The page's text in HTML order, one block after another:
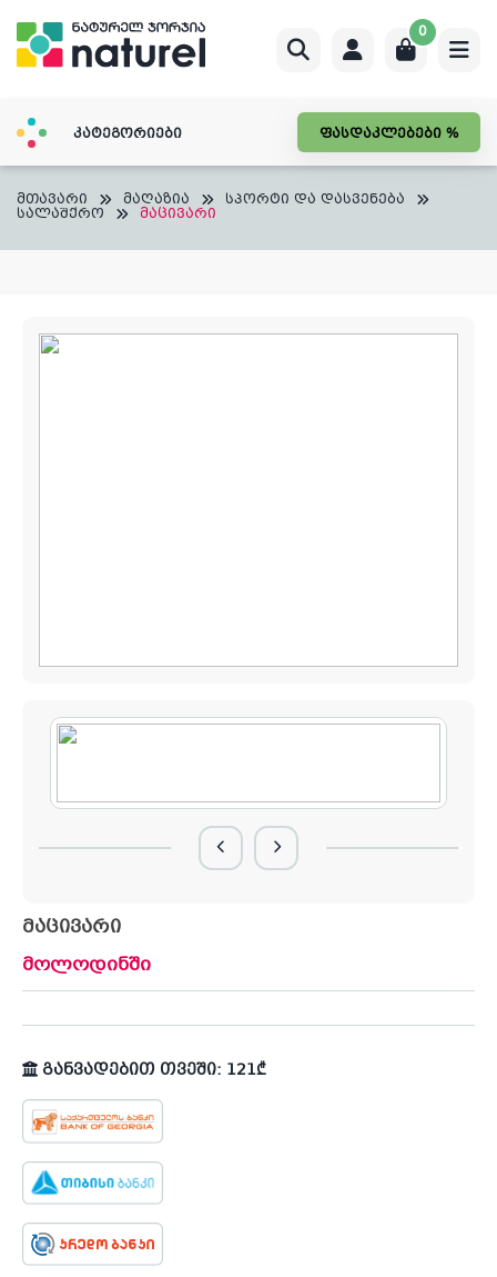
content
0
კატეგორიები ფასდაკლებები %
მთავარი მაღაზია სპორტი და დასვენება
სალაშქრო მაცივარი
მაცივარი
მოლოდინში
განვადებით თვეში: 121₾